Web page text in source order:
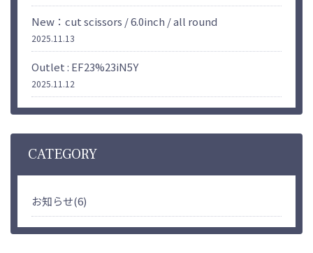
New：cut scissors / 6.0inch / all round
2025.11.13
Outlet : EF23%23iN5Y
2025.11.12
CATEGORY
お知らせ(6)